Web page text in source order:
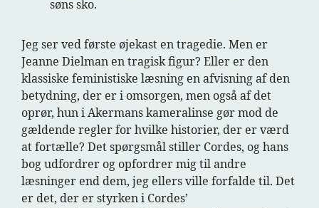
søns sko.
Jeg ser ved første øjekast en tragedie. Men er
Jeanne Dielman en tragisk figur? Eller er den
klassiske feministiske læsning en afvisning af den
betydning, der er i omsorgen, men også af det
oprør, hun i Akermans kameralinse gør mod de
gældende regler for hvilke historier, der er værd
at fortælle? Det spørgsmål stiller Cordes, og hans
bog udfordrer og opfordrer mig til andre
læsninger end dem, jeg ellers ville forfalde til. Det
er det, der er styrken i Cordes’